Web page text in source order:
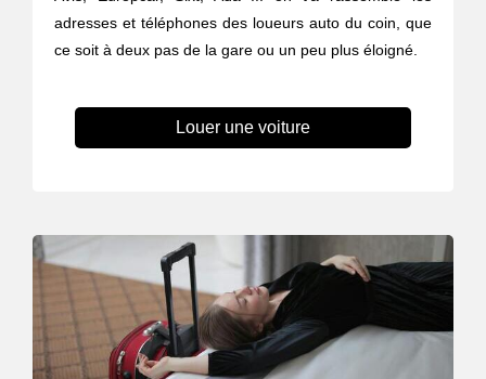
adresses et téléphones des loueurs auto du coin, que
ce soit à deux pas de la gare ou un peu plus éloigné.
Louer une voiture